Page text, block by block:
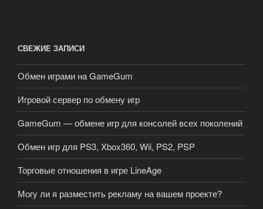
СВЕЖИЕ ЗАПИСИ
Обмен играми на GameGum
Игровой сервер по обмену игр
GameGum — обмене игр для консолей всех поколений
Обмен игр для PS3, Xbox360, Wii, PS2, PSP
Торговые отношения в игре LineAge
Могу ли я разместить рекламу на вашем проекте?